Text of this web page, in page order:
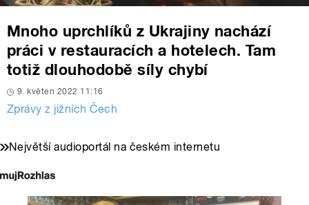
Mnoho uprchlíků z Ukrajiny nachází
práci v restauracích a hotelech. Tam
totiž dlouhodobě síly chybí
9. květen 2022 11:16
Zprávy z jižních Čech
Největší audioportál na českém internetu